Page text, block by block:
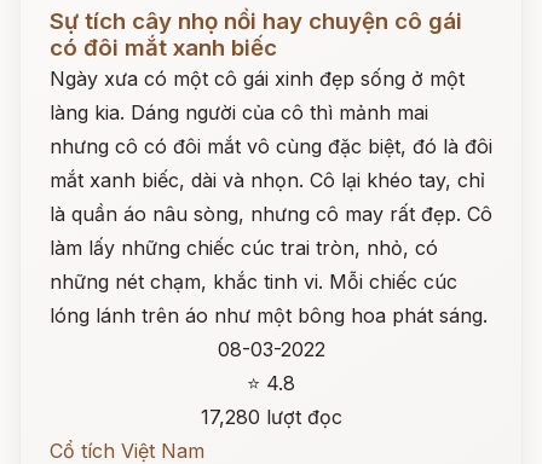
Sự tích cây nhọ nồi hay chuyện cô gái
có đôi mắt xanh biếc
Ngày xưa có một cô gái xinh đẹp sống ở một
làng kia. Dáng người của cô thì mảnh mai
nhưng cô có đôi mắt vô cùng đặc biệt, đó là đôi
mắt xanh biếc, dài và nhọn. Cô lại khéo tay, chỉ
là quần áo nâu sòng, nhưng cô may rất đẹp. Cô
làm lấy những chiếc cúc trai tròn, nhỏ, có
những nét chạm, khắc tinh vi. Mỗi chiếc cúc
lóng lánh trên áo như một bông hoa phát sáng.
08-03-2022
⭐ 4.8
17,280 lượt đọc
Cổ tích Việt Nam